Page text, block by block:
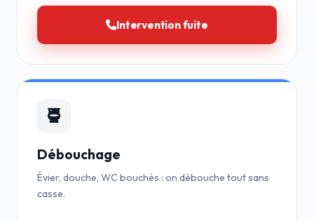
Intervention fuite
Débouchage
Évier, douche, WC bouchés : on débouche tout sans
casse.